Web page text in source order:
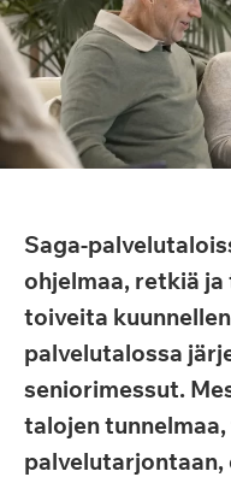
Saga-
ohjelmaa, retkiä
toiveita
palvelutalossa
seniorimessut.
talojen